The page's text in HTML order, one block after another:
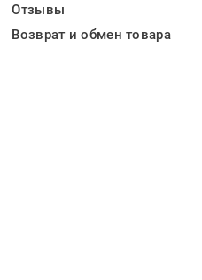
Отзывы
Возврат и обмен товара